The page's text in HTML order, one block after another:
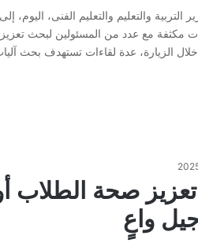
والتعليم والتعليم الفنى، اليوم،
مكثفة مع عدد من المسئولين لبحث
الزيارة، عدة لقاءات تستهدف بحث
تعزيز صحة الطلاب
جيل واعٍ